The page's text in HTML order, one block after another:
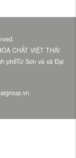
CHẤT VIỆT THÁI
phốTừ Sơn và xã Đại